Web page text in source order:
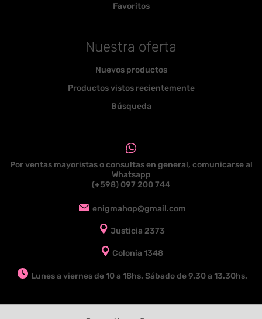
Favoritos
Nuestra oferta
Nuevos productos
Productos vistos recientemente
Búsqueda
Por ventas mayoristas o consultas en general, comunicarse al
Whatsapp
(+598) 097 200 744
enigmahop@gmail.com
Justicia 2373
Colonia 1348
Lunes a viernes de 10 a 18hs. Sábado de 9.30 a 13.30hs.